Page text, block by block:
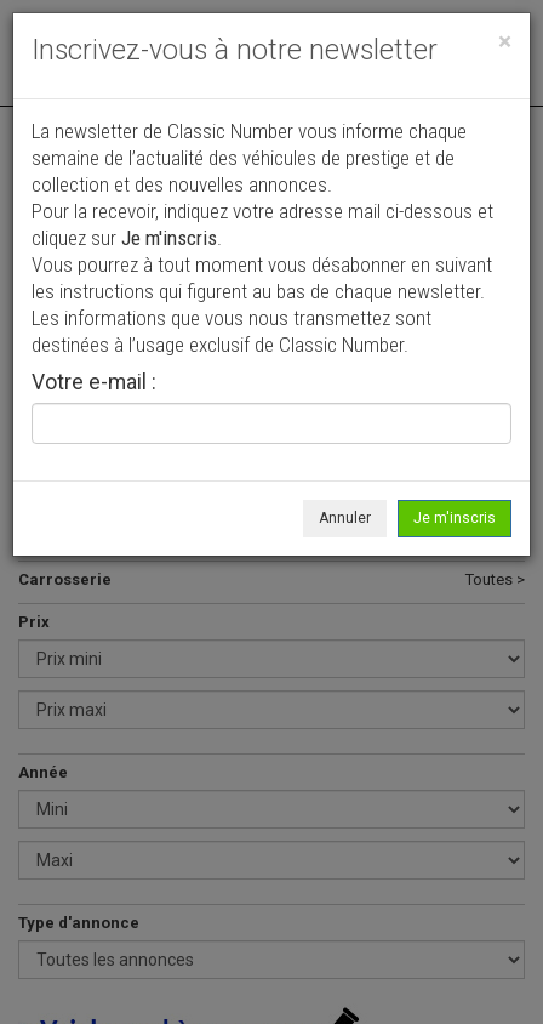
Toggle
Vos annonces vues par
plus de 4 millions de collectionneurs
Ajouter une annonce
> Rechercher un véhicule
Sedan >
Carrosserie Toutes >
Prix
Année
Type d'annonce
×
Inscrivez-vous à notre newsletter
La newsletter de Classic Number vous informe chaque
semaine de l’actualité des véhicules de prestige et de
collection et des nouvelles annonces.
Pour la recevoir, indiquez votre adresse mail ci-dessous et
cliquez sur Je m'inscris.
Vous pourrez à tout moment vous désabonner en suivant
les instructions qui figurent au bas de chaque newsletter.
Les informations que vous nous transmettez sont
destinées à l’usage exclusif de Classic Number.
Votre e-mail :
Annuler Je m'inscris